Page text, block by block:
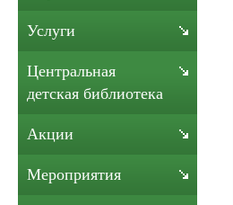
Услуги
Центральная
детская библиотека
Акции
Мероприятия